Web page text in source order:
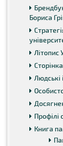
Бориса
Літопис
Людські
Профілі
Книга